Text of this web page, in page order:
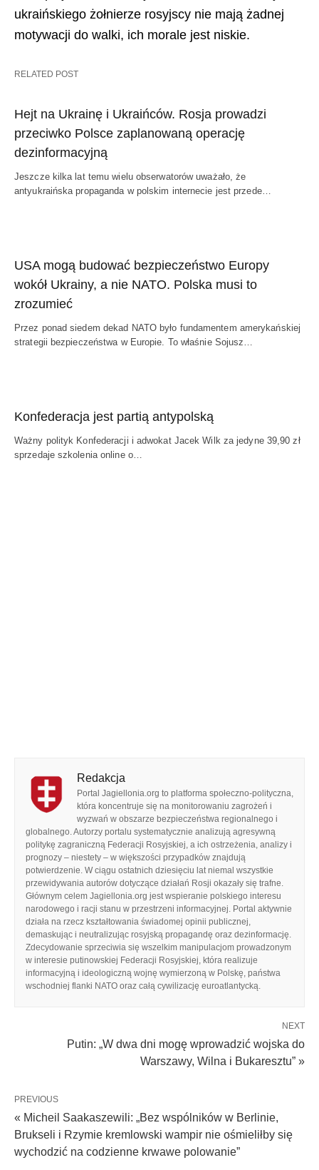
ukraińskiego żołnierze rosyjscy nie mają żadnej
motywacji do walki, ich morale jest niskie.
RELATED POST
Hejt na Ukrainę i Ukraińców. Rosja prowadzi
przeciwko Polsce zaplanowaną operację
dezinformacyjną
Jeszcze kilka lat temu wielu obserwatorów uważało, że
antyukraińska propaganda w polskim internecie jest przede…
USA mogą budować bezpieczeństwo Europy
wokół Ukrainy, a nie NATO. Polska musi to
zrozumieć
Przez ponad siedem dekad NATO było fundamentem amerykańskiej
strategii bezpieczeństwa w Europie. To właśnie Sojusz…
Konfederacja jest partią antypolską
Ważny polityk Konfederacji i adwokat Jacek Wilk za jedyne 39,90 zł
sprzedaje szkolenia online o…
Redakcja
Portal Jagiellonia.org to platforma społeczno-polityczna,
która koncentruje się na monitorowaniu zagrożeń i
wyzwań w obszarze bezpieczeństwa regionalnego i
globalnego. Autorzy portalu systematycznie analizują agresywną
politykę zagraniczną Federacji Rosyjskiej, a ich ostrzeżenia, analizy i
prognozy – niestety – w większości przypadków znajdują
potwierdzenie. W ciągu ostatnich dziesięciu lat niemal wszystkie
przewidywania autorów dotyczące działań Rosji okazały się trafne.
Głównym celem Jagiellonia.org jest wspieranie polskiego interesu
narodowego i racji stanu w przestrzeni informacyjnej. Portal aktywnie
działa na rzecz kształtowania świadomej opinii publicznej,
demaskując i neutralizując rosyjską propagandę oraz dezinformację.
Zdecydowanie sprzeciwia się wszelkim manipulacjom prowadzonym
w interesie putinowskiej Federacji Rosyjskiej, która realizuje
informacyjną i ideologiczną wojnę wymierzoną w Polskę, państwa
wschodniej flanki NATO oraz całą cywilizację euroatlantycką.
NEXT
Putin: „W dwa dni mogę wprowadzić wojska do
Warszawy, Wilna i Bukaresztu” »
PREVIOUS
« Micheil Saakaszewili: „Bez wspólników w Berlinie,
Brukseli i Rzymie kremlowski wampir nie ośmieliłby się
wychodzić na codzienne krwawe polowanie”